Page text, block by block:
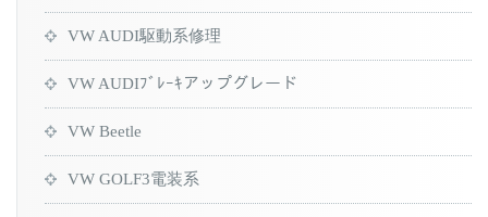
VW AUDI駆動系修理
VW AUDIﾌﾞﾚｰｷアップグレード
VW Beetle
VW GOLF3電装系